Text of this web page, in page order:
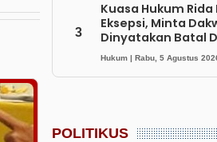
3
Kuasa Hukum Rida
Eksepsi, Minta
Dinyatakan Batal
Hukum | Rabu, 5 Agustus
POLITIKUS